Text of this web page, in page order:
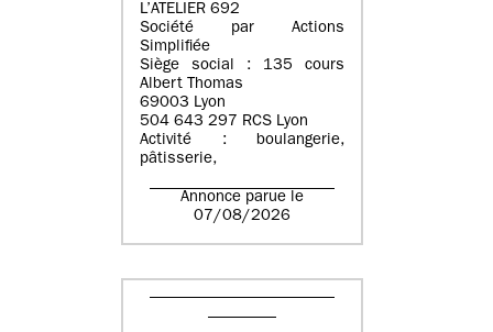
L’ATELIER 692
Société par Actions
Simplifiée
Siège social : 135 cours
Albert Thomas
69003 Lyon
504 643 297 RCS Lyon
Activité : boulangerie,
pâtisserie,
Annonce parue le
07/08/2026